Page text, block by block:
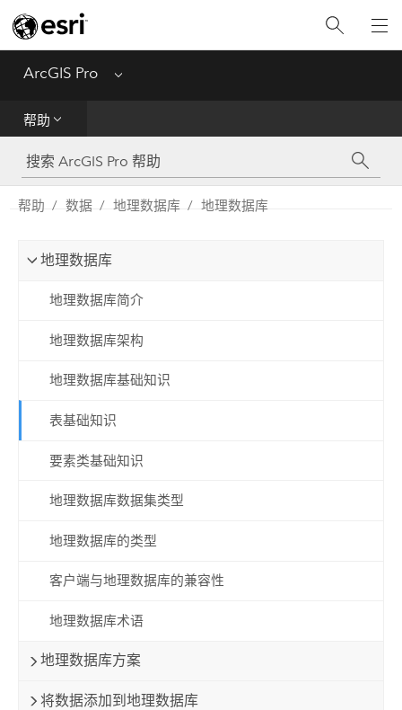
ArcGIS Pro Menu
帮助
工具参考
Python
帮助 数据 地理数据库 地理数据库
地理数据库
地理数据库简介
地理数据库架构
地理数据库基础知识
表基础知识
要素类基础知识
地理数据库数据集类型
地理数据库的类型
客户端与地理数据库的兼容性
地理数据库术语
地理数据库方案
将数据添加到地理数据库